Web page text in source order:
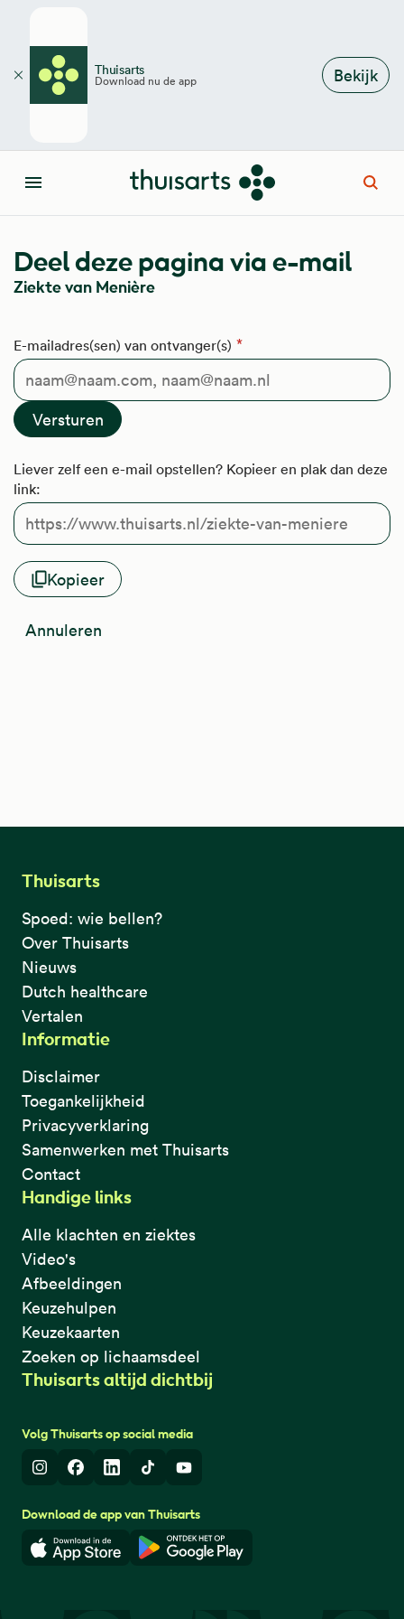
Thuisarts
Download nu de app Bekijk
Sluiten
Menu
Deel deze pagina via e-mail
Ziekte van Menière
E-mailadres(sen) van ontvanger(s)
Liever zelf een e-mail opstellen? Kopieer en plak dan deze
link:
Kopieer
Annuleren
Thuisarts
Spoed: wie bellen?
Over Thuisarts
Nieuws
Dutch healthcare
Vertalen
Informatie
Disclaimer
Toegankelijkheid
Privacyverklaring
Samenwerken met Thuisarts
Contact
Handige links
Alle klachten en ziektes
Video's
Afbeeldingen
Keuzehulpen
Keuzekaarten
Zoeken op lichaamsdeel
Thuisarts altijd dichtbij
Volg Thuisarts op social media
InstagramFacebook
LinkedInTikTokYoutube
Download de app van Thuisarts
Download in de App StoreDownload in de Google Play